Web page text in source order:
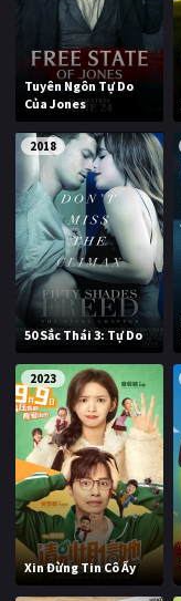
Tuyên Ngôn Tự Do
Của Jones
2018
50 Sắc Thái 3: Tự Do
2023
Xin Đừng Tin Cô Ấy